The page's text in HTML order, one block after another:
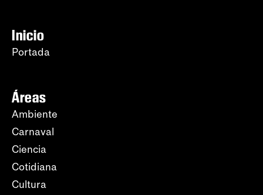
Inicio
Portada
Áreas
Ambiente
Carnaval
Ciencia
Cotidiana
Cultura